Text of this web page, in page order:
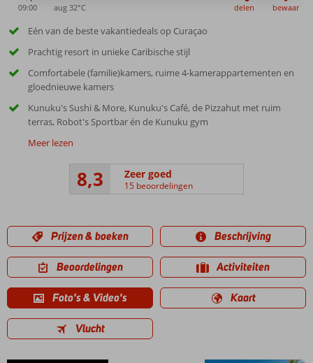
09:00 aug 32°C delen bewaar
Eén van de beste vakantiedeals op Curaçao
Prachtig resort in unieke Caribische stijl
Comfortabele (familie)kamers, ruime 4-kamerappartementen en
gloednieuwe kamers
Kunuku's Sushi & More, Kunuku's Café, de Pizzahut met ruim
terras, Robot's Sportbar én de Kunuku gym
Meer lezen
8,3 Zeer goed
15 beoordelingen
Prijzen & boeken Beschrijving
Beoordelingen Activiteiten
Foto's & Video's Kaart
Vlucht